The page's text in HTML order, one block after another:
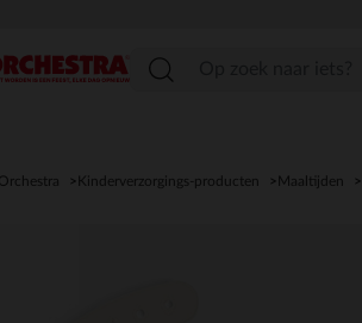
Orchestra Kinderverzorgings-producten Maaltijden